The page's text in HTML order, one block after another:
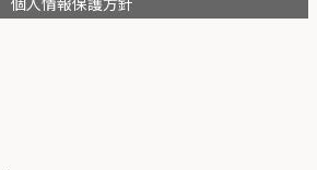
個人情報保護方針